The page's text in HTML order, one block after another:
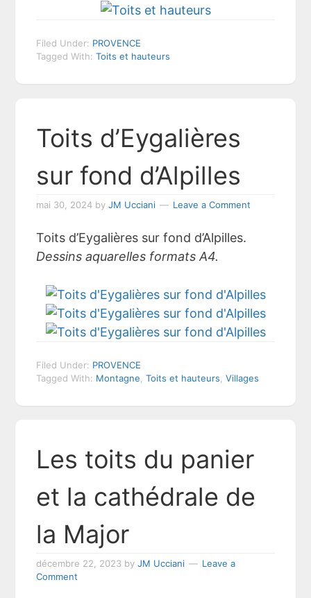
Filed Under: PROVENCE
Tagged With:Toits et hauteurs
Toits d’Eygalières
sur fond d’Alpilles
mai 30, 2024 byJM Ucciani Leave a Comment
Toits d’Eygalières sur fond d’Alpilles.
Dessins aquarelles formats A4.
Filed Under: PROVENCE
Tagged With: Montagne ,Toits et hauteurs ,Villages
Les toits du panier
et la cathédrale de
la Major
décembre 22, 2023 byJM Ucciani
Leave a
Comment